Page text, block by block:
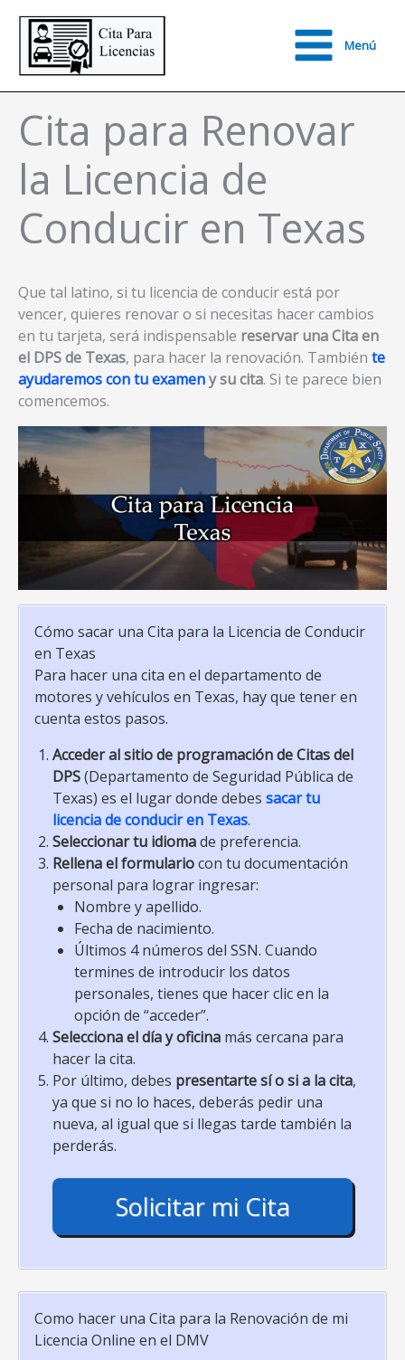
contenido
Main
Menú
Cita para Renovar
la Licencia de
Conducir en Texas
Que tal latino, si tu licencia de conducir está por
vencer, quieres renovar o si necesitas hacer cambios
en tu tarjeta, será indispensable reservar una Cita en
el DPS de Texas, para hacer la renovación. También te
ayudaremos con tu exameny su cita. Si te parece bien
comencemos.
Cómo sacar una Cita para la Licencia de Conducir
en Texas
Para hacer una cita en el departamento de
motores y vehículos en Texas, hay que tener en
cuenta estos pasos.
Acceder al sitio de programación de Citasdel
DPS(Departamento de Seguridad Pública de
Texas) es el lugar donde debes sacar tu
licencia de conducir en Texas.
Seleccionar tu idiomade preferencia.
Rellena el formulariocon tu documentación
personal para lograr ingresar:
Nombre y apellido.
Fecha de nacimiento.
Últimos 4 números del SSN. Cuando
termines de introducir los datos
personales, tienes que hacer clic en la
opción de “acceder”.
Selecciona el día y oficina más cercana para
hacer la cita.
Por último, debes presentarte sí o si a la cita,
ya que si no lo haces, deberás pedir una
nueva, al igual que si llegas tarde también la
perderás.
Solicitar mi Cita
Como hacer una Cita para la Renovación de mi
Licencia Online en el DMV